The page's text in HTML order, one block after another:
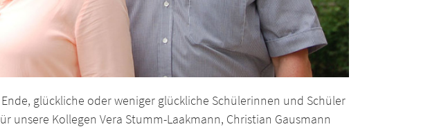
glückliche oder weniger glückliche Schülerinnen und Schüler
unsere Kollegen Vera Stumm-Laakmann, Christian Gausmann